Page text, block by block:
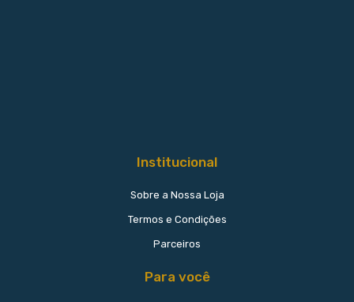
Institucional
Sobre a Nossa Loja
Termos e Condições
Parceiros
Para você